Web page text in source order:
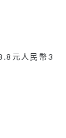
元人民幣3